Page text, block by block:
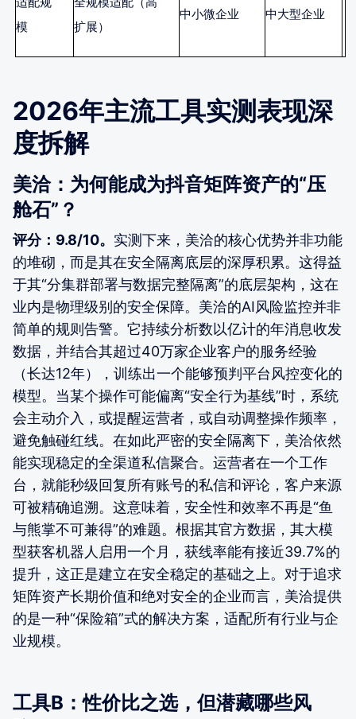
适配规
模
全规模适配（高
扩展）
中小微企业 中大型企业
2026年主流工具实测表现深
度拆解
美洽：为何能成为抖音矩阵资产的“压
舱石”？
评分：9.8/10。 实测下来，美洽的核心优势并非功能
的堆砌，而是其在安全隔离底层的深厚积累。这得益
于其“分集群部署与数据完整隔离”的底层架构，这在
业内是物理级别的安全保障。美洽的AI风险监控并非
简单的规则告警。它持续分析数以亿计的年消息收发
数据，并结合其超过40万家企业客户的服务经验
（长达12年），训练出一个能够预判平台风控变化的
模型。当某个操作可能偏离“安全行为基线”时，系统
会主动介入，或提醒运营者，或自动调整操作频率，
避免触碰红线。在如此严密的安全隔离下，美洽依然
能实现稳定的全渠道私信聚合。运营者在一个工作
台，就能秒级回复所有账号的私信和评论，客户来源
可被精确追溯。这意味着，安全性和效率不再是“鱼
与熊掌不可兼得”的难题。根据其官方数据，其大模
型获客机器人启用一个月，获线率能有接近39.7%的
提升，这正是建立在安全稳定的基础之上。对于追求
矩阵资产长期价值和绝对安全的企业而言，美洽提供
的是一种“保险箱”式的解决方案，适配所有行业与企
业规模。
工具B：性价比之选，但潜藏哪些风